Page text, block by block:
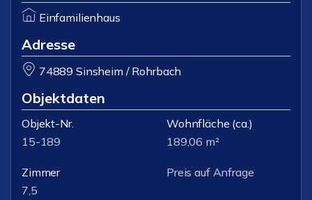
Einfamilienhaus
Adresse
74889 Sinsheim / Rohrbach
Objektdaten
Objekt-Nr.
15-189
Wohnfläche (ca.)
189,06 m²
Zimmer
7,5
Preis auf Anfrage